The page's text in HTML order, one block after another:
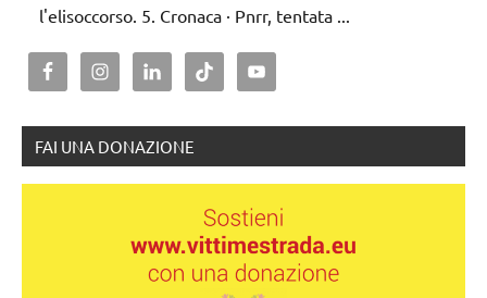
l'elisoccorso. 5. Cronaca · Pnrr, tentata ...
FAI UNA DONAZIONE